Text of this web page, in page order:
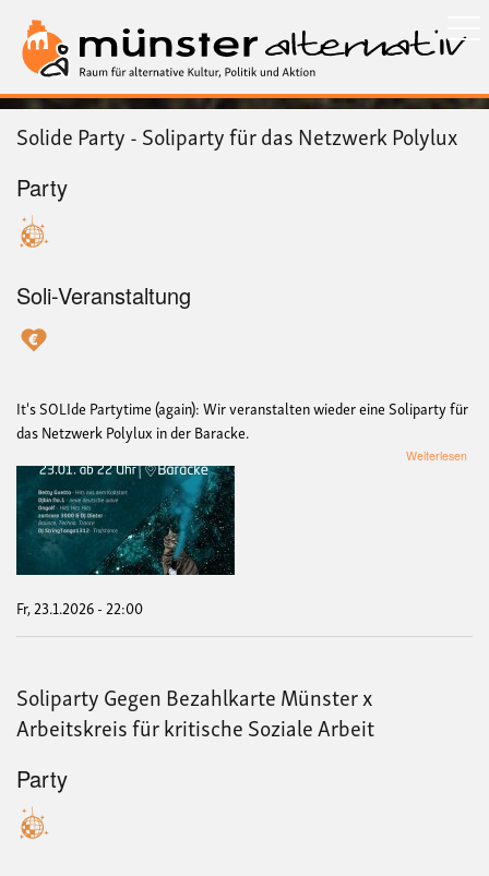
zum
Inhalt
Solide Party - Soliparty für das Netzwerk Polylux
Party
Soli-Veranstaltung
It's SOLIde Partytime (again): Wir veranstalten wieder eine Soliparty für
das Netzwerk Polylux in der Baracke.
Weiterlesen
Fr, 23.1.2026 - 22:00
Soliparty Gegen Bezahlkarte Münster x
Arbeitskreis für kritische Soziale Arbeit
Party